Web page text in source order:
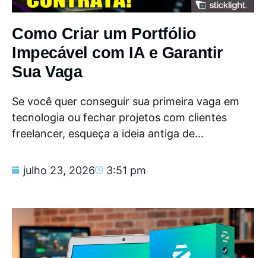
Como Criar um Portfólio
Impecável com IA e Garantir
Sua Vaga
Se você quer conseguir sua primeira vaga em
tecnologia ou fechar projetos com clientes
freelancer, esqueça a ideia antiga de...
julho 23, 2026 3:51 pm